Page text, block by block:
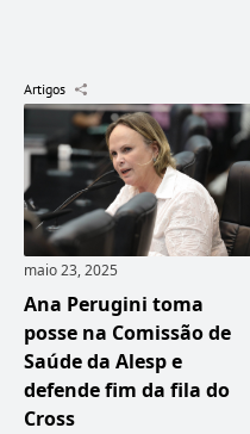
Artigos
maio 23, 2025
Ana Perugini toma
posse na Comissão de
Saúde da Alesp e
defende fim da fila do
Cross